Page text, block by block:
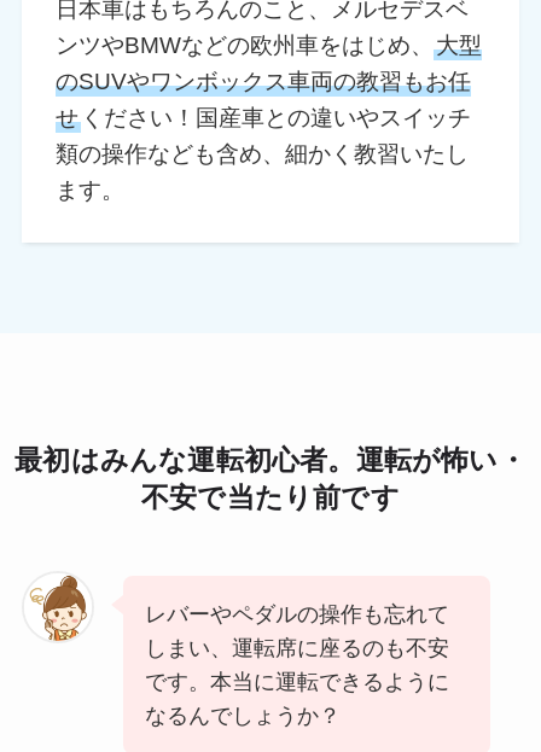
日本車はもちろんのこと、メルセデスベ
ンツやBMWなどの欧州車をはじめ、大型
のSUVやワンボックス車両の教習もお任
せ ください！国産車との違いやスイッチ
類の操作なども含め、細かく教習いたし
ます。
最初はみんな運転初心者。運転が怖い・
不安で当たり前です
レバーやペダルの操作も忘れて
しまい、運転席に座るのも不安
です。本当に運転できるように
なるんでしょうか？